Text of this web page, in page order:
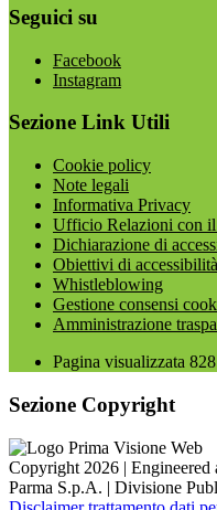
Seguici su
Facebook
Instagram
Sezione Link Utili
Cookie policy
Note legali
Informativa Privacy
Ufficio Relazioni con
Dichiarazione di
Obiettivi di accessibilità
Whistleblowing
Gestione consensi
Amministrazione
Pagina visualizzata 828
Sezione Copyright
Copyright 2026 |
Parma S.p.A. | Divisione